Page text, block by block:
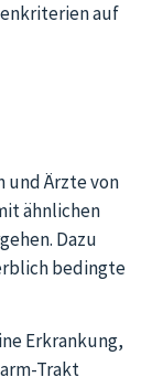
auf
und Ärzte von
ähnlichen
Dazu
bedingte
Erkrankung,
Trakt